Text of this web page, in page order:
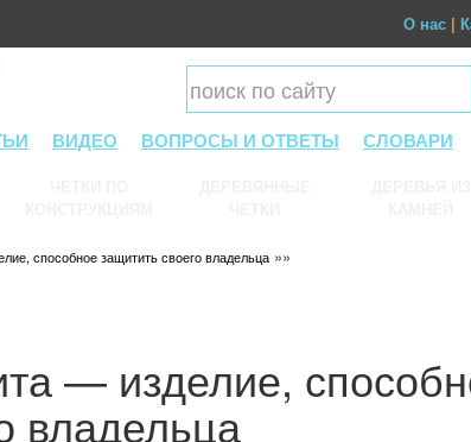
О нас|
ВИДЕО ВОПРОСЫ И ОТВЕТЫ СЛОВАРИ
способное защитить своего владельца»»
— изделие,
владельца